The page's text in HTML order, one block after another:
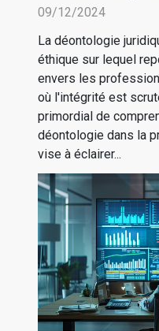
09/12/2024
La déontologie
éthique sur lequel
envers les
où l'intégrité est
primordial de
déontologie dans la
vise à éclairer...